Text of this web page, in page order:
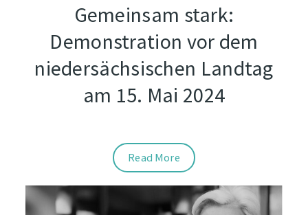
Gemeinsam stark:
Demonstration vor dem
niedersächsischen Landtag
am 15. Mai 2024
Read More